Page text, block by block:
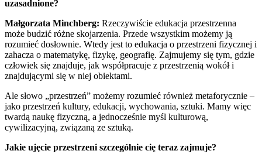
uzasadnione?
Małgorzata Minchberg: Rzeczywiście edukacja przestrzenna
może budzić różne skojarzenia. Przede wszystkim możemy ją
rozumieć dosłownie. Wtedy jest to edukacja o przestrzeni fizycznej i
zahacza o matematykę, fizykę, geografię. Zajmujemy się tym, gdzie
człowiek się znajduje, jak współpracuje z przestrzenią wokół i
znajdującymi się w niej obiektami.
Ale słowo „przestrzeń” możemy rozumieć również metaforycznie –
jako przestrzeń kultury, edukacji, wychowania, sztuki. Mamy więc
twardą naukę fizyczną, a jednocześnie myśl kulturową,
cywilizacyjną, związaną ze sztuką.
Jakie ujęcie przestrzeni szczególnie cię teraz zajmuje?